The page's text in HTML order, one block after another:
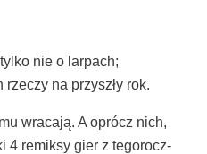
nie o larpach;
na przy­szły rok.
wra­ca­ją. A oprócz nich,
4 remik­sy gier z tego­rocz­